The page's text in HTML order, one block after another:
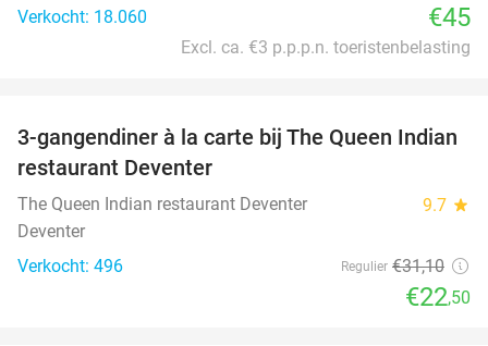
Verkocht: 18.060
€45
Excl. ca. €3 p.p.p.n. toeristenbelasting
28%
3-gangendiner à la carte bij The Queen Indian
restaurant Deventer
The Queen Indian restaurant Deventer 9.7 star
Deventer
Verkocht: 496
Regulier €31,10
€22,50